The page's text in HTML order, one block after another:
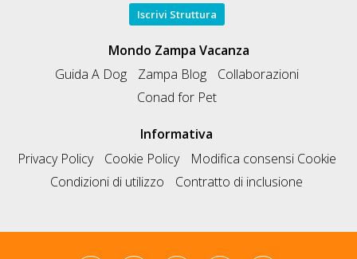
Iscrivi Struttura
Mondo Zampa Vacanza
Guida A Dog
Zampa Blog
Collaborazioni
Conad for Pet
Informativa
Privacy Policy
Cookie Policy
Modifica consensi Cookie
Condizioni di utilizzo
Contratto di inclusione